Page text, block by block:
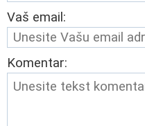
Vaš email:
Komentar: